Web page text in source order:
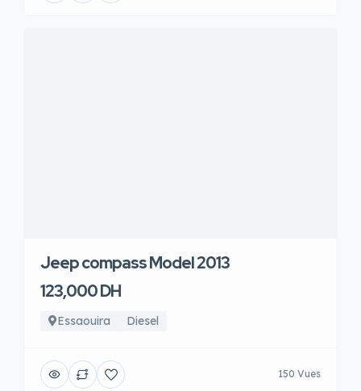
Jeep compass Model 2013
123,000 DH
Essaouira Diesel
150 Vues